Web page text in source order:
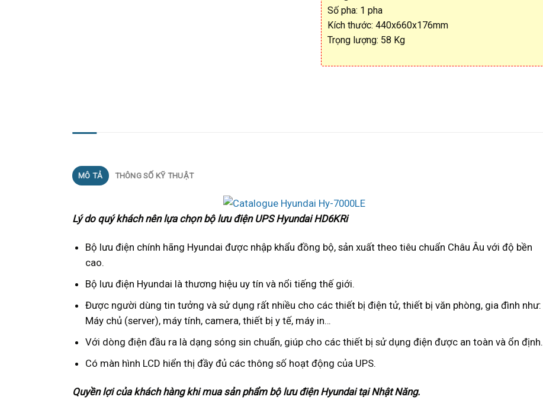
Số pha: 1 pha
Kích thước: 440x660x176mm
Trọng lượng: 58 Kg
MÔ TẢ THÔNG SỐ KỸ THUẬT
Lý do quý khách nên lựa chọn bộ lưu điện UPS Hyundai HD6KRi
Bộ lưu điện chính hãng Hyundai được nhập khẩu đồng bộ, sản xuất theo tiêu chuẩn Châu Âu với độ bền
cao.
Bộ lưu điện Hyundai là thương hiệu uy tín và nổi tiếng thế giới.
Được người dùng tin tưởng và sử dụng rất nhiều cho các thiết bị điện tử, thiết bị văn phòng, gia đình như:
Máy chủ (server), máy tính, camera, thiết bị y tế, máy in…
Với dòng điện đầu ra là dạng sóng sin chuẩn, giúp cho các thiết bị sử dụng điện được an toàn và ổn định.
Có màn hình LCD hiển thị đầy đủ các thông số hoạt động của UPS.
Quyền lợi của khách hàng khi mua sản phẩm bộ lưu điện Hyundai tại Nhật Năng.